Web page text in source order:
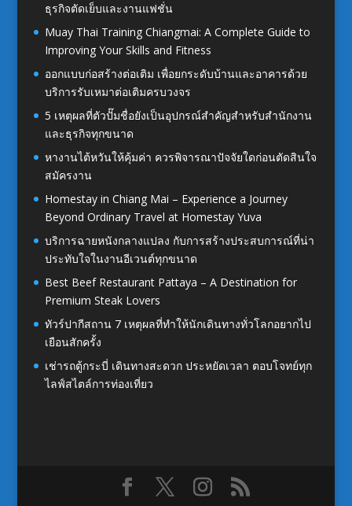
ธุรกิจตัดเย็บและงานแฟชั่น
Muay Thai Training Chiangmai: A Complete Guide to
Improving Your Skills and Fitness
ออกแบบก่อสร้างต่อเติม เพื่อยกระดับบ้านและอาคารด้วย
บริการรับเหมาต่อเติมครบวงจร
5 เหตุผลที่ตัวปั๊มชื่อยังเป็นอุปกรณ์สำคัญสำหรับสำนักงาน
และธุรกิจทุกขนาด
หางานไต้หวันให้คุ้มค่า ควรพิจารณาปัจจัยใดก่อนตัดสินใจ
สมัครงาน
Homestay in Chiang Mai – Experience a Journey
Beyond Ordinary Travel at Homestay Yuva
บริการฉายหนังกลางแปลง กับการสร้างประสบการณ์ที่น่า
ประทับใจในงานอีเวนต์ทุกขนาด
Best Beef Restaurant Pattaya – A Destination for
Premium Steak Lovers
ทัวร์ปากีสถาน 7 เหตุผลที่ทำให้นักเดินทางทั่วโลกอยากไป
เยือนสักครั้ง
เช่ารถตู้กระบี่ เดินทางสะดวก ประหยัดเวลา ตอบโจทย์ทุก
ไลฟ์สไตล์การท่องเที่ยว